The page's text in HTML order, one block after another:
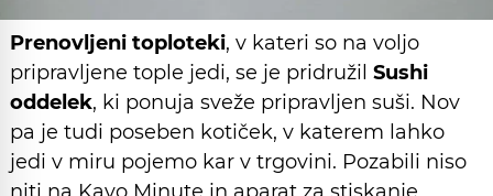
Prenovljeni toploteki, v kateri so na voljo
pripravljene tople jedi, se je pridružil Sushi
oddelek, ki ponuja sveže pripravljen suši. Nov
pa je tudi poseben kotiček, v katerem lahko
jedi v miru pojemo kar v trgovini. Pozabili niso